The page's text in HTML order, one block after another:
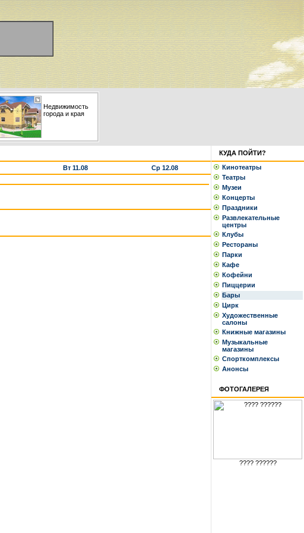
Недвижимость
города и края
Вт 11.08
Ср 12.08
КУДА ПОЙТИ?
Кинотеатры
Театры
Музеи
Концерты
Праздники
Развлекательные
центры
Клубы
Рестораны
Парки
Кафе
Кофейни
Пиццерии
Бары
Цирк
Художественные
салоны
Книжные магазины
Музыкальные
магазины
Спорткомплексы
Анонсы
ФОТОГАЛЕРЕЯ
???? ??????